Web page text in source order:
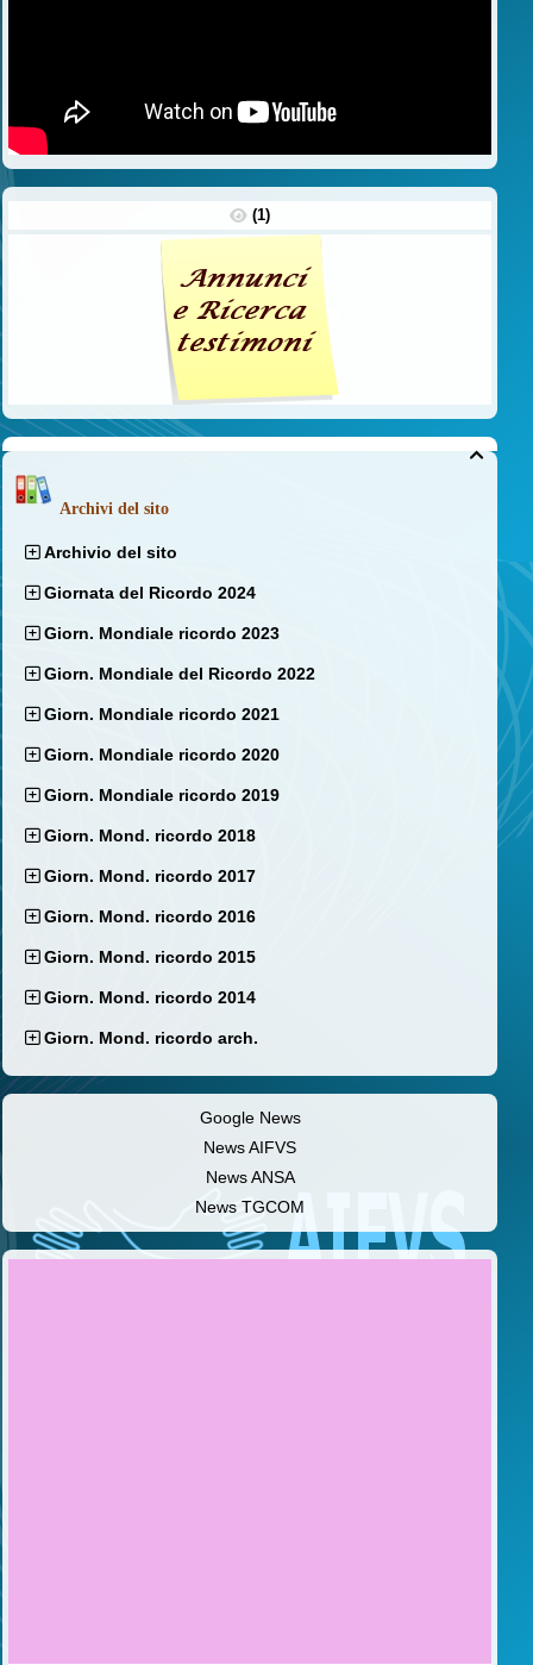
(1)

Archivi del sito
Archivio del sito
Giornata del Ricordo 2024
Giorn. Mondiale ricordo 2023
Giorn. Mondiale del Ricordo 2022
Giorn. Mondiale ricordo 2021
Giorn. Mondiale ricordo 2020
Giorn. Mondiale ricordo 2019
Giorn. Mond. ricordo 2018
Giorn. Mond. ricordo 2017
Giorn. Mond. ricordo 2016
Giorn. Mond. ricordo 2015
Giorn. Mond. ricordo 2014
Giorn. Mond. ricordo arch.
Google News
News AIFVS
News ANSA
News TGCOM